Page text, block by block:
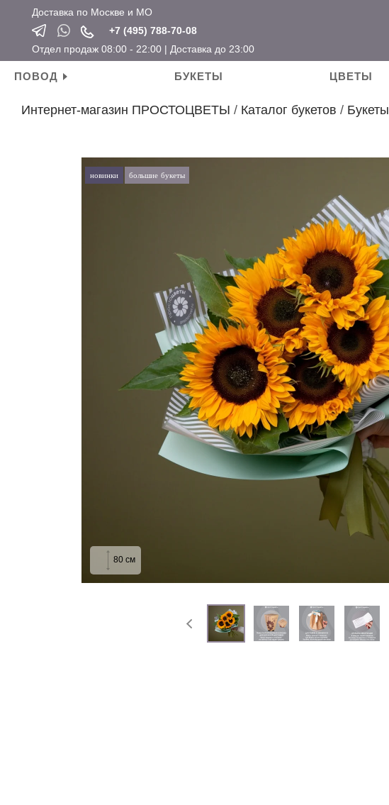
Доставка по Москве и МО
+7 (495) 788-70-08
Отдел продаж 08:00 - 22:00 | Доставка до 23:00
ПОВОД
Личные поводы
Календарные праздники
Татьянин день
БУКЕТЫ ЦВЕТЫ
Ароматические свечи
Новый год
Интернет-магазин ПРОСТОЦВЕТЫ / Каталог букетов / Букеты
новинки большие букеты
80 см